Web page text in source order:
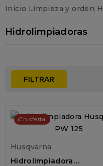
Inicio Limpieza y orden
Hidrolimpiadoras
FILTRAR
¡En oferta!
Husqvarna
Hidrolimpiadora